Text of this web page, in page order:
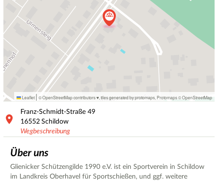
Leaflet | © OpenStreetMap contributors ♥, tiles generated by protomaps Protomaps©OpenStreetMap
Franz-Schmidt-Straße 49
16552 Schildow
Wegbeschreibung
Über uns
Glienicker Schützengilde 1990 e.V. ist ein Sportverein in Schildow
im Landkreis Oberhavel für Sportschießen, und ggf. weitere